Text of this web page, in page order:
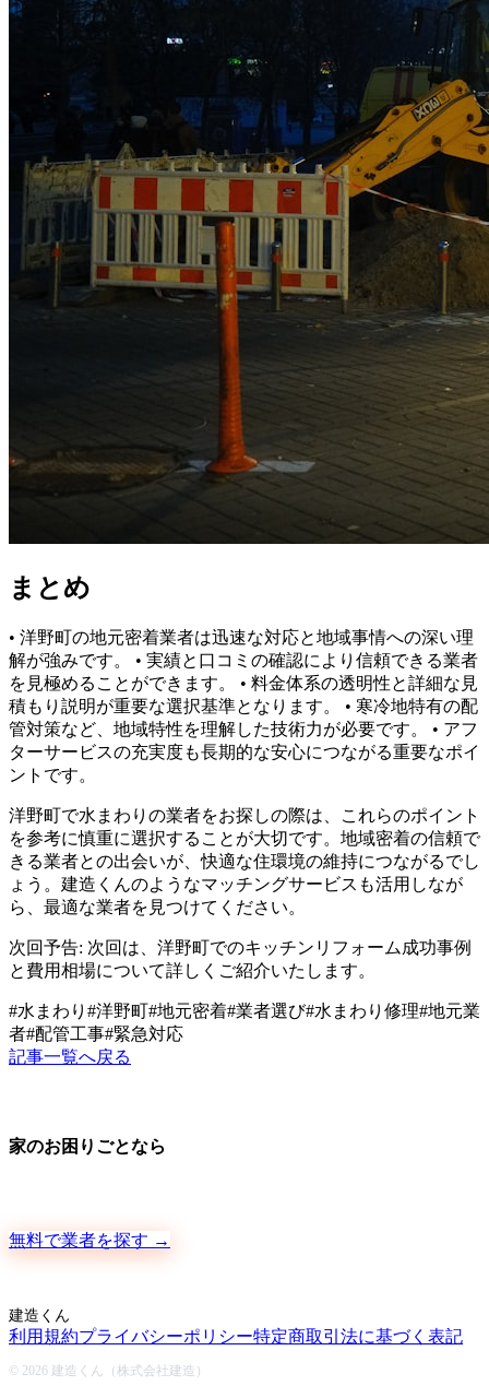
まとめ
• 洋野町の地元密着業者は迅速な対応と地域事情への深い理
解が強みです。 • 実績と口コミの確認により信頼できる業者
を見極めることができます。 • 料金体系の透明性と詳細な見
積もり説明が重要な選択基準となります。 • 寒冷地特有の配
管対策など、地域特性を理解した技術力が必要です。 • アフ
ターサービスの充実度も長期的な安心につながる重要なポイ
ントです。
洋野町で水まわりの業者をお探しの際は、これらのポイント
を参考に慎重に選択することが大切です。地域密着の信頼で
きる業者との出会いが、快適な住環境の維持につながるでし
ょう。建造くんのようなマッチングサービスも活用しなが
ら、最適な業者を見つけてください。
次回予告: 次回は、洋野町でのキッチンリフォーム成功事例
と費用相場について詳しくご紹介いたします。
#水まわり #洋野町#地元密着#業者選び#水まわり修理#地元業
者#配管工事#緊急対応
記事一覧へ戻る
家のお困りごとなら
無料で業者を探す →
建造くん
利用規約プライバシーポリシー特定商取引法に基づく表記
© 2026 建造くん（株式会社建造）